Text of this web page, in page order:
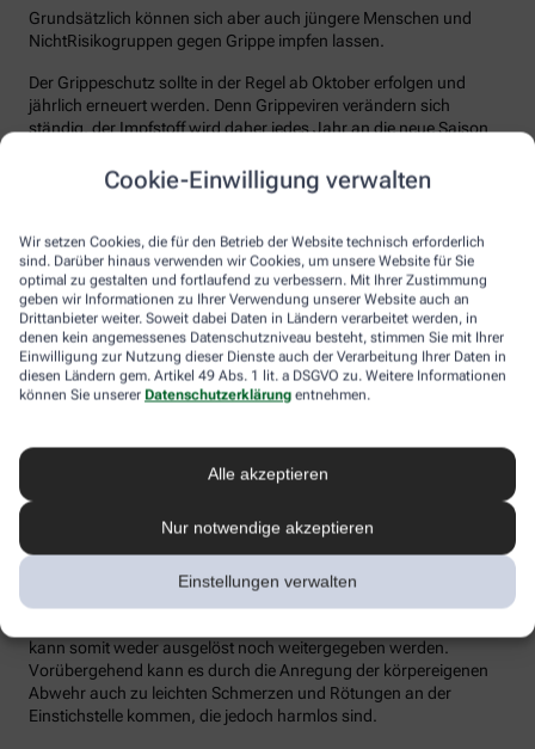
Cookie-Einwilligung verwalten
Wir setzen Cookies, die für den Betrieb der Website technisch erforderlich
sind. Darüber hinaus verwenden wir Cookies, um unsere Website für Sie
optimal zu gestalten und fortlaufend zu verbessern. Mit Ihrer Zustimmung
geben wir Informationen zu Ihrer Verwendung unserer Website auch an
Drittanbieter weiter. Soweit dabei Daten in Ländern verarbeitet werden, in
denen kein angemessenes Datenschutzniveau besteht, stimmen Sie mit Ihrer
Einwilligung zur Nutzung dieser Dienste auch der Verarbeitung Ihrer Daten in
diesen Ländern gem. Artikel 49 Abs. 1 lit. a DSGVO zu. Weitere Informationen
können Sie unserer Datenschutzerklärung entnehmen.
Alle akzeptieren
Nur notwendige akzeptieren
Einstellungen verwalten
Grundsätzlich können sich aber auch jüngere Menschen und
NichtRisikogruppen gegen Grippe impfen lassen.
Der Grippeschutz sollte in der Regel ab Oktober erfolgen und
jährlich erneuert werden. Denn Grippeviren verändern sich
ständig, der Impfstoff wird daher jedes Jahr an die neue Saison
der Körper einen ausreichenden Schutz vor einer Ansteckung
aufgebaut hat. Auch eine spätere Impfung zu Beginn des Jahres
Wie sicher ist der Impfstoff?
Jeder Grippeimpfstoff, der in Deutschland verwendet wird, muss
ein streng reguliertes Zulassungsverfahren durchlaufen. Hierbei
muss die Qualität, Wirksamkeit und Verträglichkeit in
wissenschaftlichen Studien nachgewiesen werden. Die Freigabe
erfolgt nach weiteren Prüfungen schließlich durch das Paul-
der Freigabe stetig weiter beobachtet.
Die Grippeimpfung ist in aller Regel gut verträglich. In den ersten
Frösteln oder Kopf- und Gliederschmerzen auftreten, die aber
meist binnen weniger Tage wieder abklingen. Mit einer Grippe
haben die Symptome allerdings nichts zu tun. Denn üblicherweise
kann somit weder ausgelöst noch weitergegeben werden.
Vorübergehend kann es durch die Anregung der körpereigenen
Abwehr auch zu leichten Schmerzen und Rötungen an der
Einstichstelle kommen, die jedoch harmlos sind.